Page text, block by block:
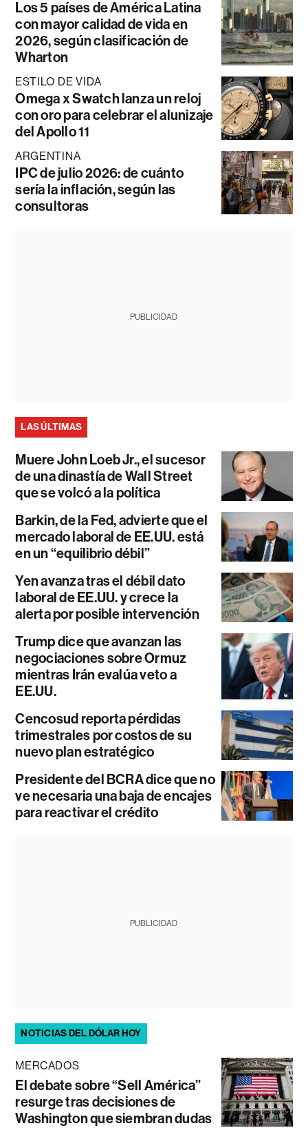
Los 5 países de América Latina
con mayor calidad de vida en
2026, según clasificación de
Wharton
ESTILO DE VIDA
Omega x Swatch lanza un reloj
con oro para celebrar el alunizaje
del Apollo 11
ARGENTINA
IPC de julio 2026: de cuánto
sería la inflación, según las
consultoras
PUBLICIDAD
LAS ÚLTIMAS
Muere John Loeb Jr., el sucesor
de una dinastía de Wall Street
que se volcó a la política
Barkin, de la Fed, advierte que el
mercado laboral de EE.UU. está
en un “equilibrio débil”
Yen avanza tras el débil dato
laboral de EE.UU. y crece la
alerta por posible intervención
Trump dice que avanzan las
negociaciones sobre Ormuz
mientras Irán evalúa veto a
EE.UU.
Cencosud reporta pérdidas
trimestrales por costos de su
nuevo plan estratégico
Presidente del BCRA dice que no
ve necesaria una baja de encajes
para reactivar el crédito
PUBLICIDAD
NOTICIAS DEL DÓLAR HOY
MERCADOS
El debate sobre “Sell América”
resurge tras decisiones de
Washington que siembran dudas